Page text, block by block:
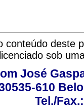
conteúdo deste
licenciado sob
José
610
Tel./